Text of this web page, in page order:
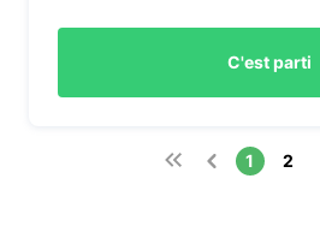
C'est parti
1 2